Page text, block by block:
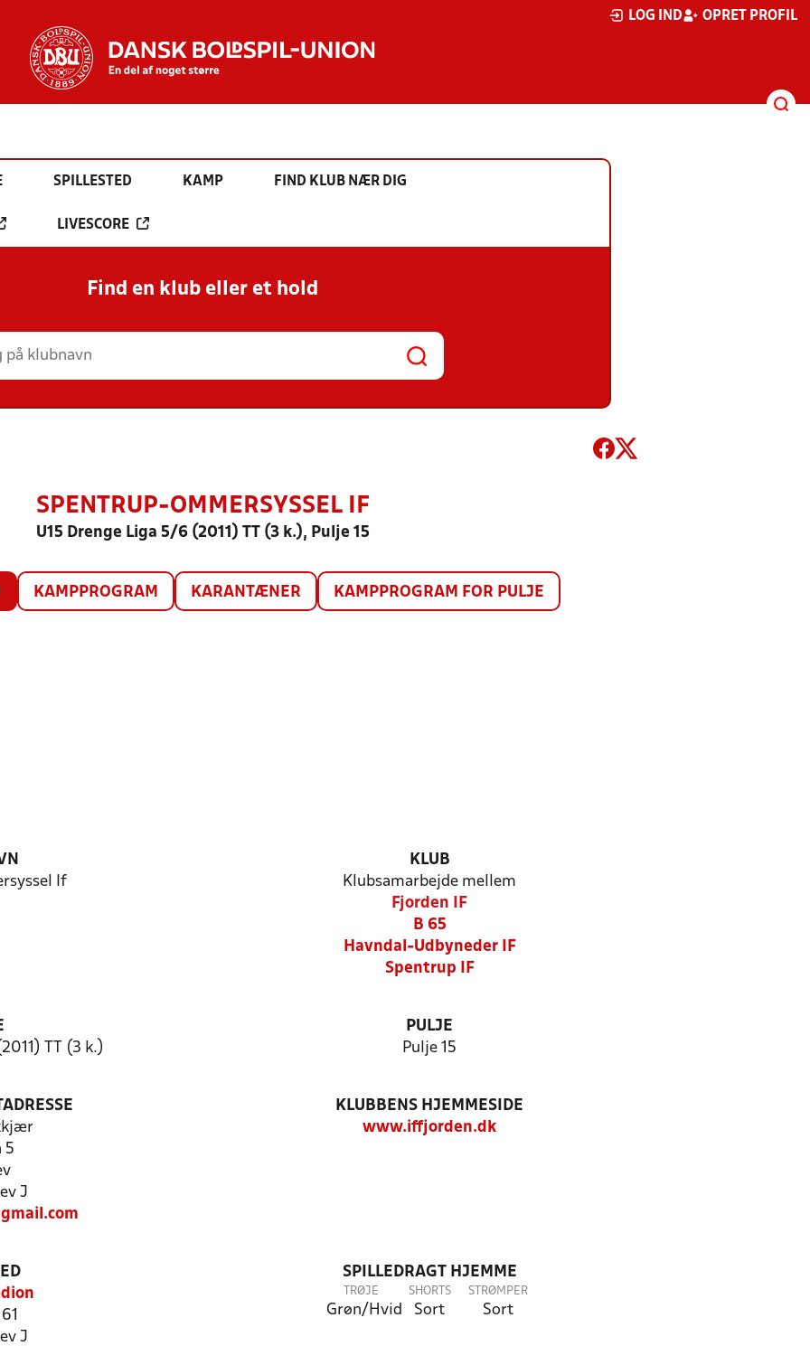
LOG IND OPRET PROFIL
SPILLESTED KAMP FIND KLUB NÆR DIG
LIVESCORE
Find en klub eller et hold
SPENTRUP-OMMERSYSSEL IF
U15 Drenge Liga 5/6 (2011) TT (3 k.), Pulje 15
KAMPPROGRAM KARANTÆNER KAMPPROGRAM FOR PULJE
If
KLUB
Klubsamarbejde mellem
Fjorden IF
B 65
Havndal-Udbyneder IF
Spentrup IF
TT (3 k.)
PULJE
Pulje 15
5
J
KLUBBENS HJEMMESIDE
www.iffjorden.dk
J
SPILLEDRAGT HJEMME
TRØJE
Grøn/Hvid
SHORTS
Sort
STRØMPER
Sort